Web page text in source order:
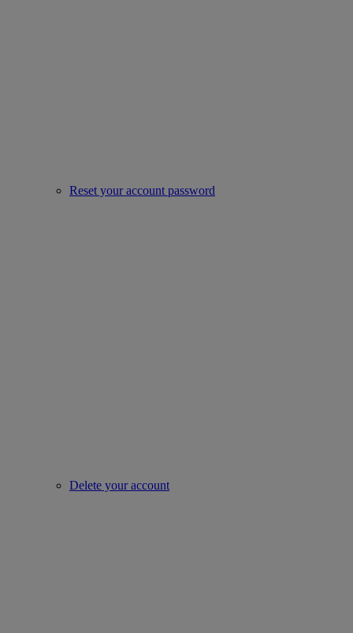
Reset your account password
Delete your account